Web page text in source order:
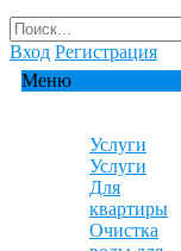
Вход Регистрация
Меню
Услуги
Услуги
Для
квартиры
Очистка